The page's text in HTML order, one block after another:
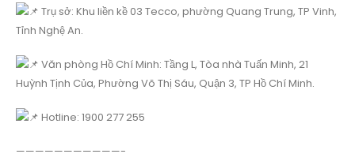
Trụ sở: Khu liền kề 03 Tecco, phường Quang Trung, TP Vinh,
Tỉnh Nghệ An.
Văn phòng Hồ Chí Minh: Tầng L, Tòa nhà Tuấn Minh, 21
Huỳnh Tịnh Của, Phường Võ Thị Sáu, Quận 3, TP Hồ Chí Minh.
Hotline: 1900 277 255
———————————-